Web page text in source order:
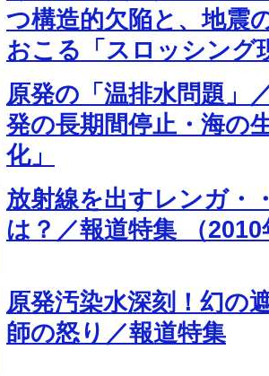
つ構造的欠陥と、地震
おこる「スロッシング
原発の「温排水問題」
発の長期間停止・海の
化」
放射線を出すレンガ・
は？／報道特集 （
原発汚染水深刻！幻の
師の怒り／報道特集